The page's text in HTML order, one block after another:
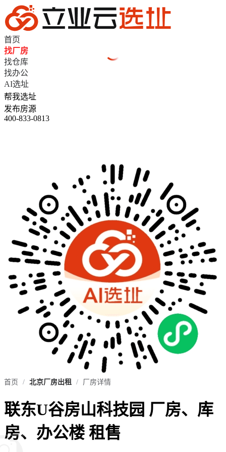
首页
找厂房
找仓库
找办公
AI选址
帮我选址
发布房源
400-833-0813
首页 / 北京厂房出租 / 厂房详情
联东U谷房山科技园 厂房、库
房、办公楼 租售